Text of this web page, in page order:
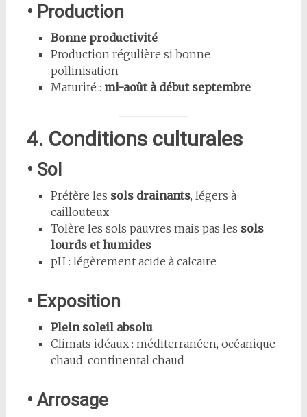
• Production
Bonne productivité
Production régulière si bonne
pollinisation
Maturité : mi-août à début septembre
4. Conditions culturales
• Sol
Préfère les sols drainants, légers à
caillouteux
Tolère les sols pauvres mais pas les sols
lourds et humides
pH : légèrement acide à calcaire
• Exposition
Plein soleil absolu
Climats idéaux : méditerranéen, océanique
chaud, continental chaud
• Arrosage